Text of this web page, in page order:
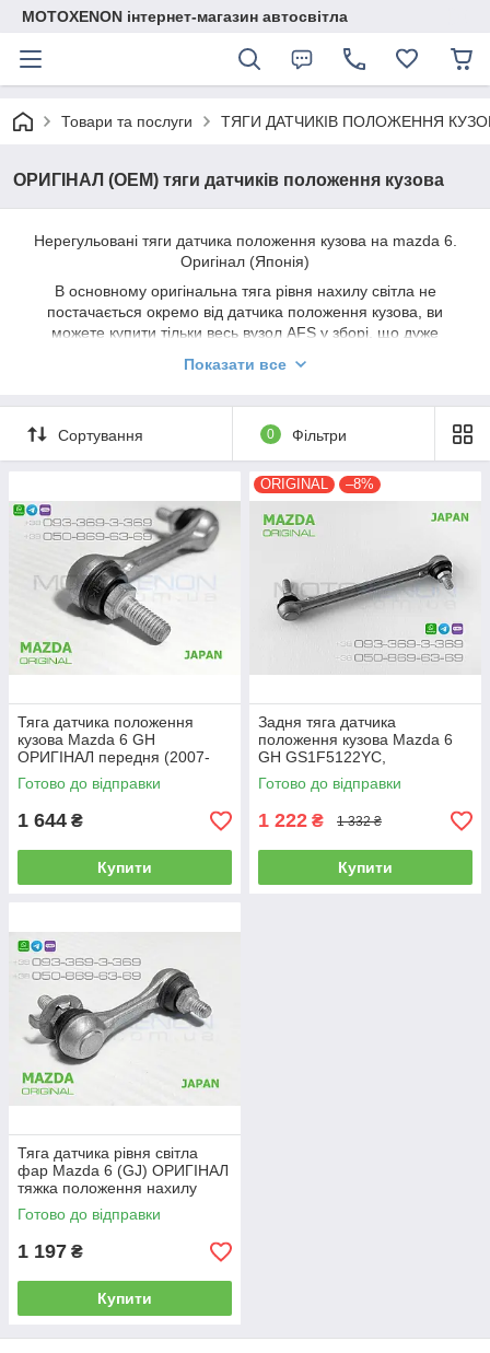
MOTOXENON інтернет-магазин автосвітла
Товари та послуги ТЯГИ ДАТЧИКІВ ПОЛОЖЕННЯ
ОРИГІНАЛ (ОЕМ) тяги датчиків положення кузова
Нерегульовані тяги датчика положення кузова на mazda 6.
Оригінал (Японія)
В основному оригінальна тяга рівня нахилу світла не
постачається окремо від датчика положення кузова, ви
можете купити тільки весь вузол AFS у зборі, що дуже
роз'єм робочі. Наша пропозиція — заміна оригінальної тяги
машини зі штатним ксеноном, якщо впало ближнє світло та
загорілася лампочка на приладовій панелі за оптимальні
кошти. Гарантійний термін на оригінальну тягу датчика
коректора фар — 12 місяців.
Для міжнародної доставки, будь ласка, пишіть нам
наauto.motoxenon@gmail.com
For international shipping, please, contact us
on
auto.motoxenon@gmail.com
Показати все
Сортування 0 Фільтри
Тяга датчика положення
кузова Mazda 6 GH
ОРИГІНАЛ передня (2007-
2012) тяжка висоти
GS1F5121Y, GS1F-51-21Y,
Готово до відправки
1 644 ₴
Купити
ORIGINAL –8%
Задня тяга датчика
положення кузова Mazda 6
GH GS1F5122YC,
GS1F5122YB, GS1F5122YA
ОРИГІНАЛ AFS
Готово до відправки
1 222 ₴ 1 332 ₴
Купити
Тяга датчика рівня світла
фар Mazda 6 (GJ) ОРИГІНАЛ
тяжка положення нахилу
кузова KD545122Y, KD54-51-
22Y
Готово до відправки
1 197 ₴
Купити